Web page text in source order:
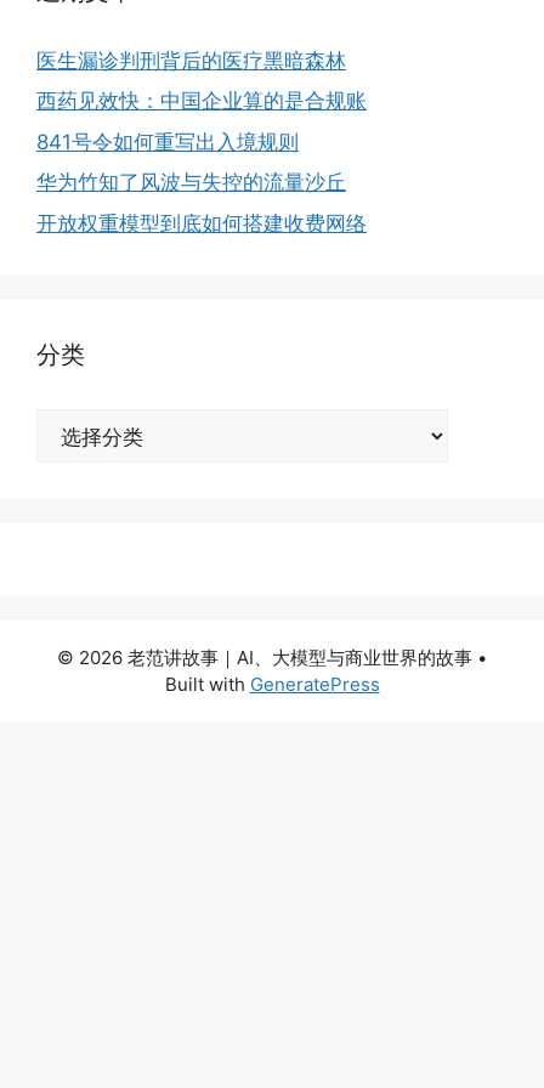
医生漏诊判刑背后的医疗黑暗森林
西药见效快：中国企业算的是合规账
841号令如何重写出入境规则
华为竹知了风波与失控的流量沙丘
开放权重模型到底如何搭建收费网络
分类
© 2026 老范讲故事｜AI、大模型与商业世界的故事 •
Built with GeneratePress